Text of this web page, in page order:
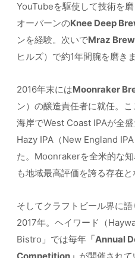
YouTubeを駆使して技術を
オーバーンのKnee Deep
ンを経験。次いでMraz
ヒルズ）で約1年間腕を磨きま
2016年末にはMoonraker
ン）の醸造責任者に就任。
海岸でWest Coast IPAが全
Hazy IPA（New England
た。Moonrakerを全米的な
も地域最高評価を誇る存在と
そしてクラフトビール界に
2017年。ヘイワード（
Bistro」では毎年 「Annual